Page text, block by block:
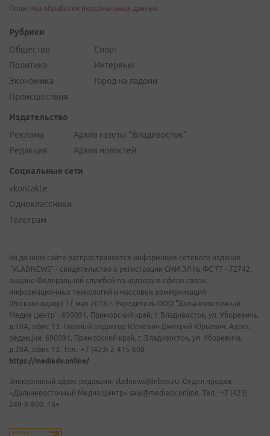
Политика обработки персональных данных
Рубрики
Общество
Политика
Экономика
Происшествия
Спорт
Интервью
Город на ладони
Издательство
Реклама
Редакция
Архив газеты "Владивосток"
Архив новостей
Социальные сети
vkontakte
Одноклассники
Телеграм
На данном сайте распространяется информация сетевого издания
"VLADNEWS" - свидетельство о регистрации СМИ ЭЛ № ФС 77 - 72742,
выдано Федеральной службой по надзору в сфере связи,
информационных технологий и массовых коммуникаций
(Роскомнадзор) 17 мая 2018 г. Учредитель ООО "Дальневосточный
Медиа Центр". 690091, Приморский край, г. Владивосток, ул. Уборевича,
д.20А, офис 13. Главный редактор Юркевич Дмитрий Юрьевич. Адрес
редакции: 690091, Приморский край, г. Владивосток, ул. Уборевича,
д.20А, офис 13. Тел.: +7 (423) 2-415-600.
https://mediadv.online/
Электронный адрес редакции: vladnews@inbox.ru. Отдел продаж
«Дальневосточный Медиа Центр» sale@mediadv.online. Тел.: +7 (423)
249-8-800. 18+